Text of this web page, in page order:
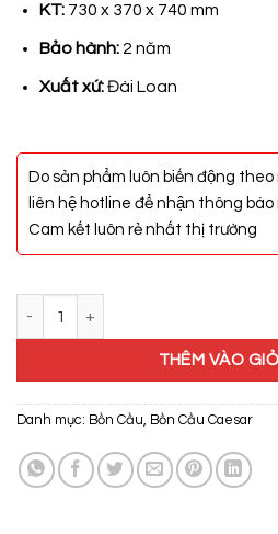
là:
KT:730 x 370 x 740 mm
Bảo hành: 2 năm
Xuất xứ:Đài Loan
Do sản phẩm luôn biến động
liên hệ hotline để nhận thông
Cam kết luôn rẻ nhất thị trường
THÊM VÀO
Danh mục: Bồn Cầu, Bồn Cầu Caesar